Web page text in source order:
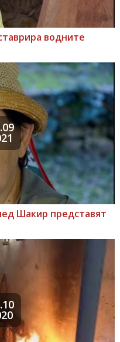
водните
Шакир представят